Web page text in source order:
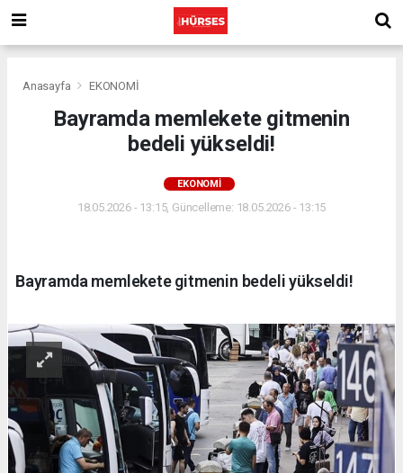
Anasayfa EKONOMİ
Bayramda memlekete gitmenin
bedeli yükseldi!
EKONOMİ
18.05.2026 - 13:15, Güncelleme: 18.05.2026 - 13:15
Bayramda memlekete gitmenin bedeli yükseldi!